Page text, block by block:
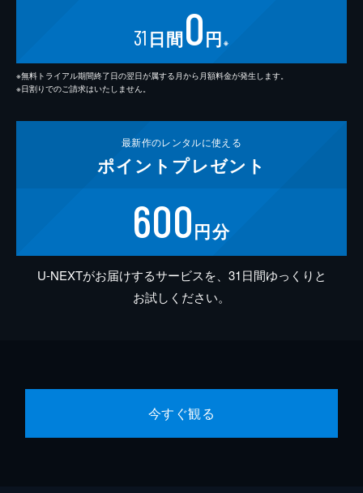
31 日間0円 ※
※無料トライアル期間終了日の翌日が属する月から月額料金が発生します。
※日割りでのご請求はいたしません。
最新作のレンタルに使える
ポイント プレゼント
600円分
U-NEXTがお届けするサービスを、31日間ゆっくりと
お試しください。
今すぐ観る